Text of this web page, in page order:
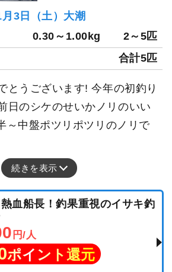
3日（土）大潮
0.30～1.00kg 2～5匹
合計5匹
とうございます! 今年の初釣り
日のシケのせいかノリのいい
～中盤ポツリポツリのノリで
続きを表示
熱血船長！釣果重視のイサキ釣
円/人
ポイント還元